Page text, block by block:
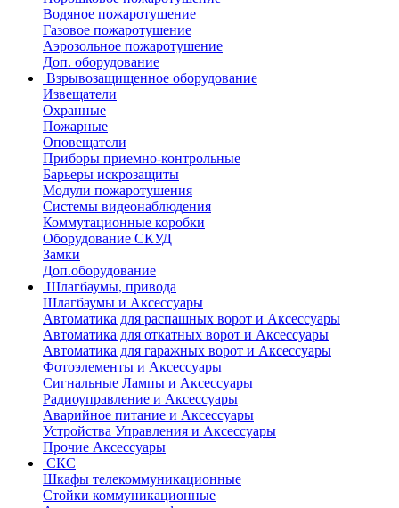
Водяное пожаротушение
Газовое пожаротушение
Аэрозольное пожаротушение
Доп. оборудование
Взрывозащищенное оборудование
Извещатели
Охранные
Пожарные
Оповещатели
Приборы приемно-контрольные
Барьеры искрозащиты
Модули пожаротушения
Системы видеонаблюдения
Коммутационные коробки
Оборудование СКУД
Замки
Доп.оборудование
Шлагбаумы, привода
Шлагбаумы и Аксессуары
Автоматика для распашных ворот и Аксессуары
Автоматика для откатных ворот и Аксессуары
Автоматика для гаражных ворот и Аксессуары
Фотоэлементы и Аксессуары
Сигнальные Лампы и Аксессуары
Радиоуправление и Аксессуары
Аварийное питание и Аксессуары
Устройства Управления и Аксессуары
Прочие Аксессуары
СКС
Шкафы телекоммуникационные
Стойки коммуникационные